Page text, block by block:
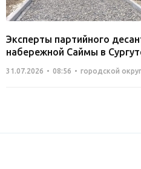
Эксперты партийного
набережной Саймы в
31.07.2026 08:56 городской